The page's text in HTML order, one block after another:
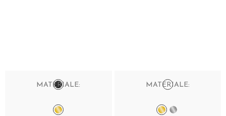
MATERIALE: MATERIALE: